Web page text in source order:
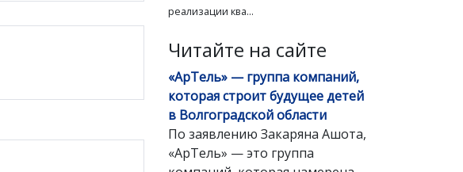
реализации ква...
Читайте на сайте
«АрТель» — группа компаний,
которая строит будущее детей
в Волгоградской области
По заявлению Закаряна Ашота,
«АрТель» — это группа